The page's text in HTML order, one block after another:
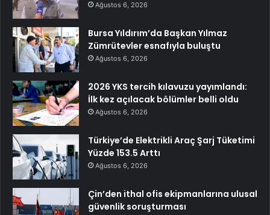
Ağustos 6, 2026
Bursa Yıldırım’da Başkan Yılmaz
Zümrütevler esnafıyla buluştu
Ağustos 6, 2026
2026 YKS tercih kılavuzu yayımlandı:
İlk kez açılacak bölümler belli oldu
Ağustos 6, 2026
Türkiye’de Elektrikli Araç Şarj Tüketimi
Yüzde 153.5 Arttı
Ağustos 6, 2026
Çin’den ithal ofis ekipmanlarına ulusal
güvenlik soruşturması